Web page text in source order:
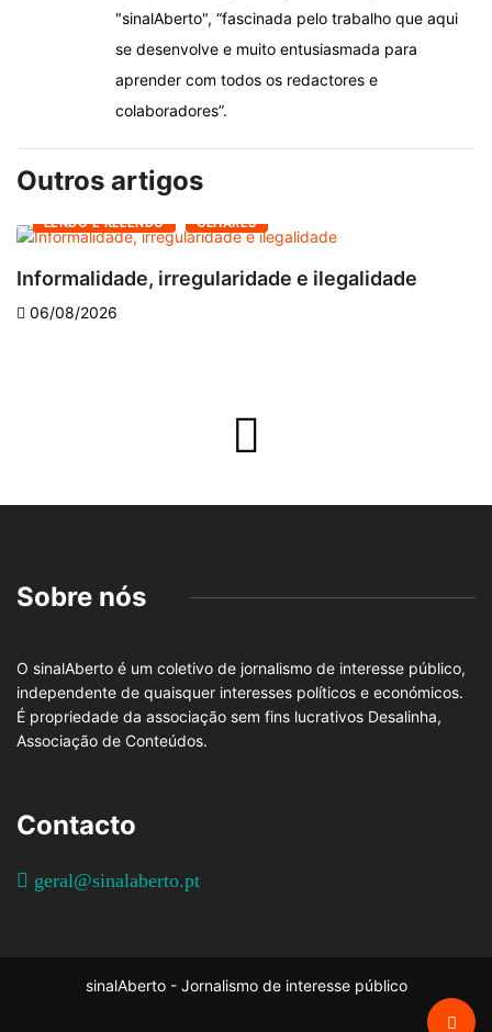
"sinalAberto", “fascinada pelo trabalho que aqui
se desenvolve e muito entusiasmada para
aprender com todos os redactores e
colaboradores”.
Outros artigos
LENDO E RELENDO OLHARES
Informalidade, irregularidade e ilegalidade
06/08/2026
Sobre nós
O sinalAberto é um coletivo de jornalismo de interesse público,
independente de quaisquer interesses políticos e económicos.
É propriedade da associação sem fins lucrativos Desalinha,
Associação de Conteúdos.
Contacto
geral@sinalaberto.pt
sinalAberto - Jornalismo de interesse público